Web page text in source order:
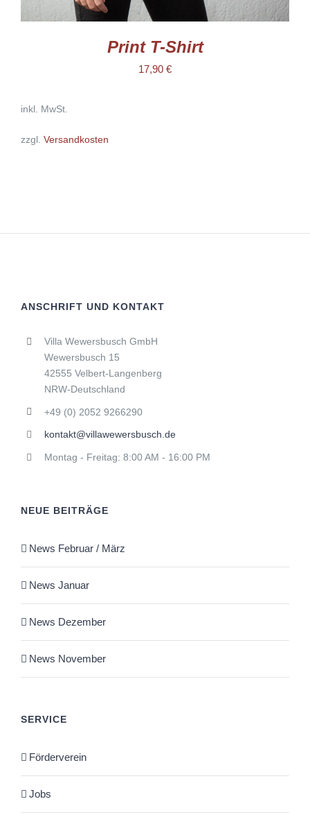
Print T-Shirt
17,90 €
inkl. MwSt.
zzgl. Versandkosten
ANSCHRIFT UND KONTAKT
Villa Wewersbusch GmbH
Wewersbusch 15
42555 Velbert-Langenberg
NRW-Deutschland
+49 (0) 2052 9266290
kontakt@villawewersbusch.de
Montag - Freitag: 8:00 AM - 16:00 PM
NEUE BEITRÄGE
News Februar / März
News Januar
News Dezember
News November
SERVICE
Förderverein
Jobs